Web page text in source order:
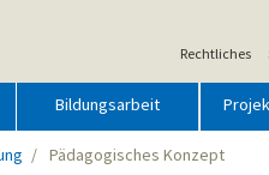
Rechtliches
Bildungsarbeit
Pädagogisches Konzept